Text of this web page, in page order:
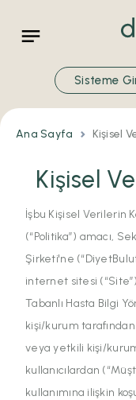
Sisteme
Ana Sayfa Kişisel
Kişisel
İşbu Kişisel Verilerin
(“Politika”) amacı,
Şirketi'ne
internet sitesi
Tabanlı Hasta Bilgi
kişi/kurum
veya yetkili kişi/
kullanıcılardan
kullanımına ilişkin